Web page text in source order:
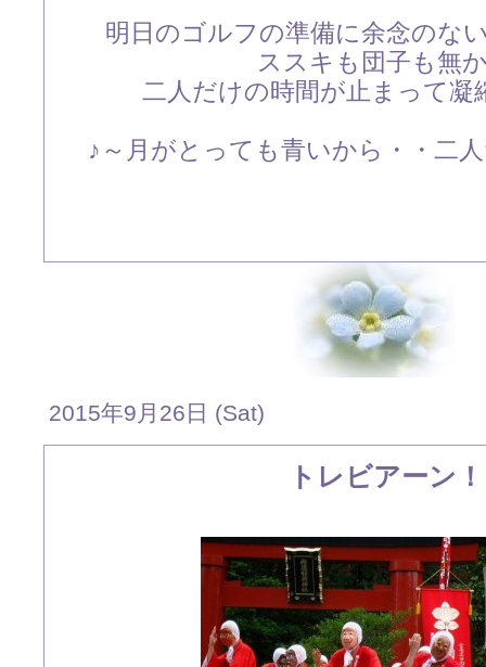
明日のゴルフの準備に余念のな
ススキも団子も無
二人だけの時間が止まって
♪～月がとっても青いから・・二
2015年9月26日 (Sat)
トレビアーン！